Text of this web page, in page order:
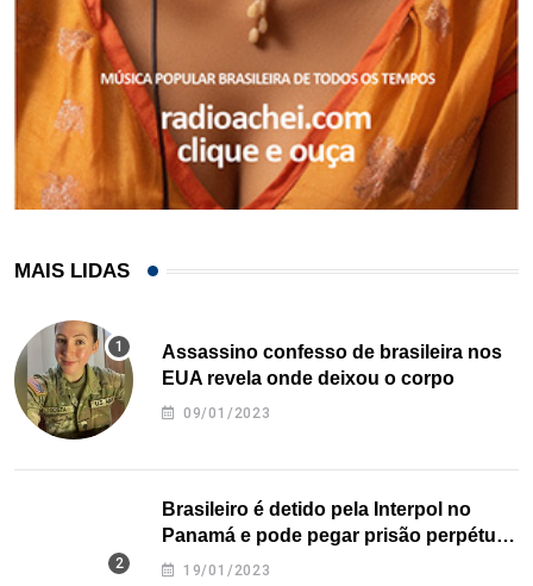
MAIS LIDAS
Assassino confesso de brasileira nos
EUA revela onde deixou o corpo
09/01/2023
Brasileiro é detido pela Interpol no
Panamá e pode pegar prisão perpétua
nos EUA
19/01/2023